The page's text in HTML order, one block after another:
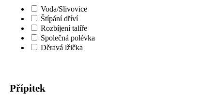
Voda/Slivovice
Štípání dříví
Rozbíjení talíře
Společná polévka
Děravá lžička
Přípitek